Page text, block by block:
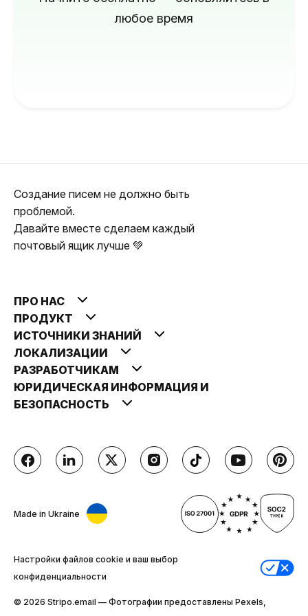
любое время
Создание писем не должно быть
проблемой.
Давайте вместе сделаем каждый
почтовый ящик лучше 💚
ПРО НАС
ПРОДУКТ
ИСТОЧНИКИ ЗНАНИЙ
ЛОКАЛИЗАЦИИ
РАЗРАБОТЧИКАМ
ЮРИДИЧЕСКАЯ ИНФОРМАЦИЯ И
БЕЗОПАСНОСТЬ
Made in Ukraine
Настройки файлов cookie и ваш выбор
конфиденциальности
© 2026 Stripо.email — Фотографии предоставлены Pexels,